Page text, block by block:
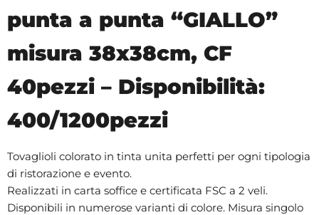
punta a punta “GIALLO”
misura 38x38cm, CF
40pezzi – Disponibilità:
400/1200pezzi
Tovaglioli colorato in tinta unita perfetti per ogni tipologia
di ristorazione e evento.
Realizzati in carta soffice e certificata FSC a 2 veli.
Disponibili in numerose varianti di colore. Misura singolo